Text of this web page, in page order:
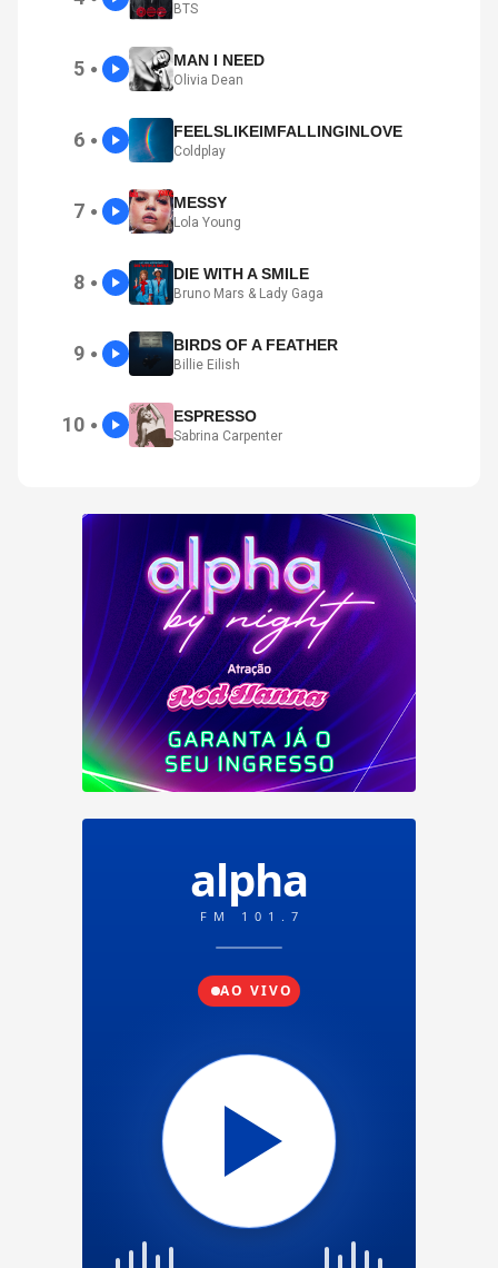
BTS
5 ● MAN I NEED
Olivia Dean
6 ● FEELSLIKEIMFALLINGINLOVE
Coldplay
7 ● MESSY
Lola Young
8 ● DIE WITH A SMILE
Bruno Mars & Lady Gaga
9 ● BIRDS OF A FEATHER
Billie Eilish
10 ● ESPRESSO
Sabrina Carpenter